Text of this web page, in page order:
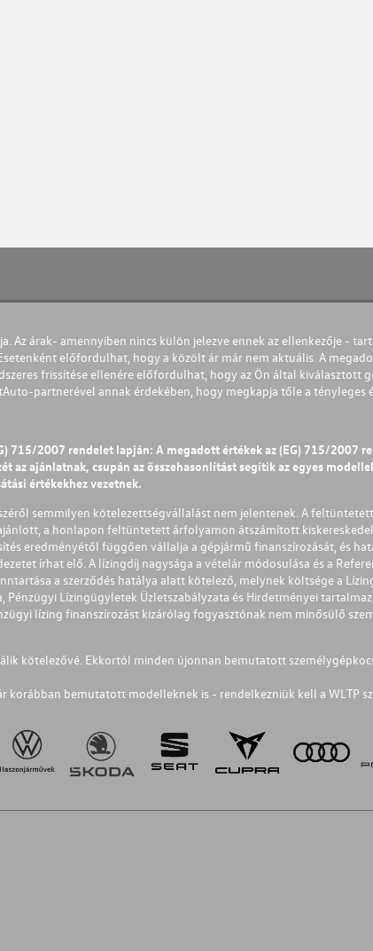
Az árak- amennyiben nincs külön jelezve ennek az ellenkezője -
előfordulhat, hogy a közölt ár már nem aktuális. A
frissítése ellenére előfordulhat, hogy az Ön által kiválasztott
partnerével annak érdekében, hogy megkapja tőle a tényleges
715/2007 rendelet lapján: A megadott értékek az (EG) 715/
az ajánlatnak, csupán az összehasonlítást segítik az egyes
értékekhez vezetnek.
semmilyen kötelezettségvállalást nem jelentenek. A
a honlapon feltüntetett árfolyamon átszámított
eredményétől függően vállalja a gépjármű finanszírozását, és
írhat elő. A lízingdíj nagysága a vételár módosulása és a
a szerződés hatálya alatt kötelező, melynek költsége a
Pénzügyi Lízingügyletek Üzletszabályzata és Hirdetményei
lízing finanszírozást kizárólag fogyasztónak nem minősülő
kötelezővé. Ekkortól minden újonnan bemutatott
bemutatott modelleknek is - rendelkezniük kell a WLTP